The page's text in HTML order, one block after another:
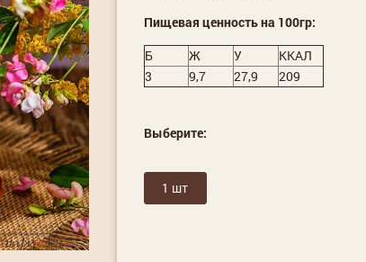
Пищевая ценность на 100гр:
Б
Ж У
ККАЛ
3
9,7 27,9 209
Выберите:
1 шт